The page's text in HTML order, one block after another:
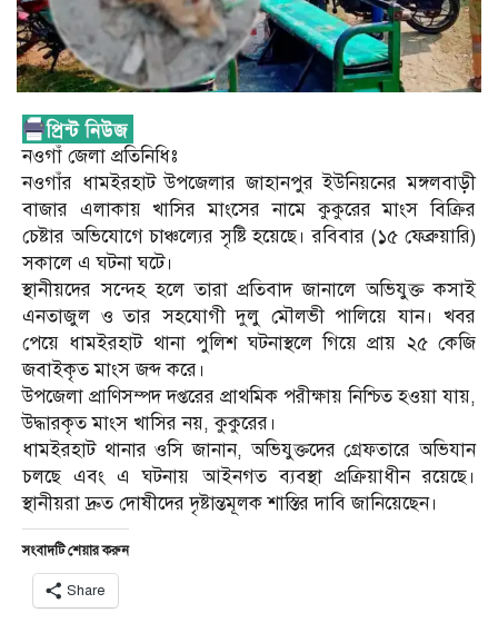
নওগাঁ জেলা প্রতিনিধিঃ
নওগাঁর ধামইরহাট উপজেলার জাহানপুর ইউনিয়নের মঙ্গলবাড়ী
বাজার এলাকায় খাসির মাংসের নামে কুকুরের মাংস বিক্রির
চেষ্টার অভিযোগে চাঞ্চল্যের সৃষ্টি হয়েছে। রবিবার (১৫ ফেব্রুয়ারি)
সকালে এ ঘটনা ঘটে।
স্থানীয়দের সন্দেহ হলে তারা প্রতিবাদ জানালে অভিযুক্ত কসাই
এনতাজুল ও তার সহযোগী দুলু মৌলভী পালিয়ে যান। খবর
পেয়ে ধামইরহাট থানা পুলিশ ঘটনাস্থলে গিয়ে প্রায় ২৫ কেজি
জবাইকৃত মাংস জব্দ করে।
উপজেলা প্রাণিসম্পদ দপ্তরের প্রাথমিক পরীক্ষায় নিশ্চিত হওয়া যায়,
উদ্ধারকৃত মাংস খাসির নয়, কুকুরের।
ধামইরহাট থানার ওসি জানান, অভিযুক্তদের গ্রেফতারে অভিযান
চলছে এবং এ ঘটনায় আইনগত ব্যবস্থা প্রক্রিয়াধীন রয়েছে।
স্থানীয়রা দ্রুত দোষীদের দৃষ্টান্তমূলক শাস্তির দাবি জানিয়েছেন।
সংবাদটি শেয়ার করুন
Share